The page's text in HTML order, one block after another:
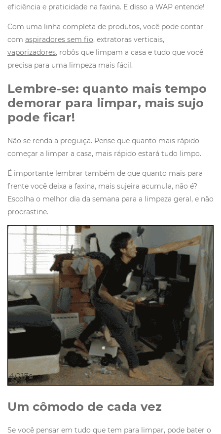
eficiência e praticidade na faxina. E disso a WAP entende!
Com uma linha completa de produtos, você pode contar
com aspiradores sem fio, extratoras verticais,
vaporizadores, robôs que limpam a casa e tudo que você
precisa para uma limpeza mais fácil.
Lembre-se: quanto mais tempo
demorar para limpar, mais sujo
pode ficar!
Não se renda a preguiça. Pense que quanto mais rápido
começar a limpar a casa, mais rápido estará tudo limpo.
É importante lembrar também de que quanto mais para
frente você deixa a faxina, mais sujeira acumula, não é?
Escolha o melhor dia da semana para a limpeza geral, e não
procrastine.
Um cômodo de cada vez
Se você pensar em tudo que tem para limpar, pode bater o